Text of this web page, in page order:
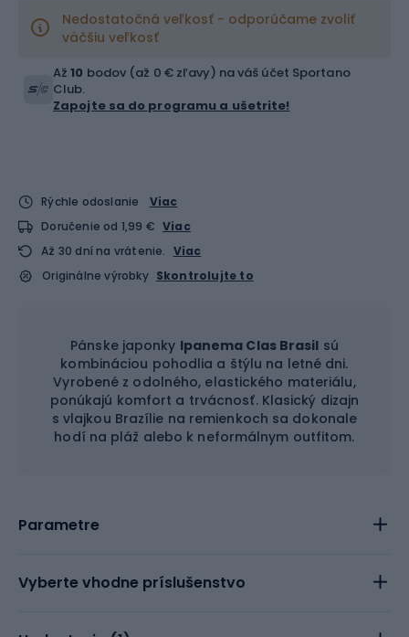
Nedostatočná veľkosť - odporúčame zvoliť
väčšiu veľkosť
Až10 bodov (až 0 € zľavy) na váš účet Sportano
Club.
Zapojte sa do programu a ušetrite!
Rýchle odoslanie
Viac
Doručenie od 1,99 € Viac
Až 30 dní na vrátenie. Viac
Originálne výrobky Skontrolujte to
Pánske japonky Ipanema Clas Brasil sú
kombináciou pohodlia a štýlu na letné dni.
Vyrobené z odolného, elastického materiálu,
ponúkajú komfort a trvácnosť. Klasický dizajn
s vlajkou Brazílie na remienkoch sa dokonale
hodí na pláž alebo k neformálnym outfitom.
Parametre
Vyberte vhodne príslušenstvo